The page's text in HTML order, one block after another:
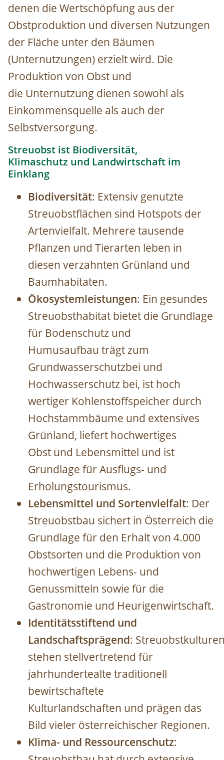
denen die Wertschöpfung aus der
Obstproduktion und diversen Nutzungen
der Fläche unter den Bäumen
(Unternutzungen) erzielt wird. Die
Produktion von Obst und
die Unternutzung dienen sowohl als
Einkommensquelle als auch der
Selbstversorgung.
Streuobst ist Biodiversität,
Klimaschutz und Landwirtschaft im
Einklang
Biodiversität: Extensiv genutzte
Streuobstflächen sind Hotspots der
Artenvielfalt. Mehrere tausende
Pflanzen und Tierarten leben in
diesen verzahnten Grünland und
Baumhabitaten.
Ökosystemleistungen: Ein gesundes
Streuobsthabitat bietet die Grundlage
für Bodenschutz und
Humusaufbau trägt zum
Grundwasserschutzbei und
Hochwasserschutz bei, ist hoch
wertiger Kohlenstoffspeicher durch
Hochstammbäume und extensives
Grünland, liefert hochwertiges
Obst und Lebensmittel und ist
Grundlage für Ausflugs- und
Erholungstourismus.
Lebensmittel und Sortenvielfalt: Der
Streuobstbau sichert in Österreich die
Grundlage für den Erhalt von 4.000
Obstsorten und die Produktion von
hochwertigen Lebens- und
Genussmitteln sowie für die
Gastronomie und Heurigenwirtschaft.
Identitätsstiftend und
Landschaftsprägend:
stehen stellvertretend für
jahrhundertealte traditionell
bewirtschaftete
Kulturlandschaften und prägen das
Bild vieler österreichischer Regionen.
Klima- und Ressourcenschutz: